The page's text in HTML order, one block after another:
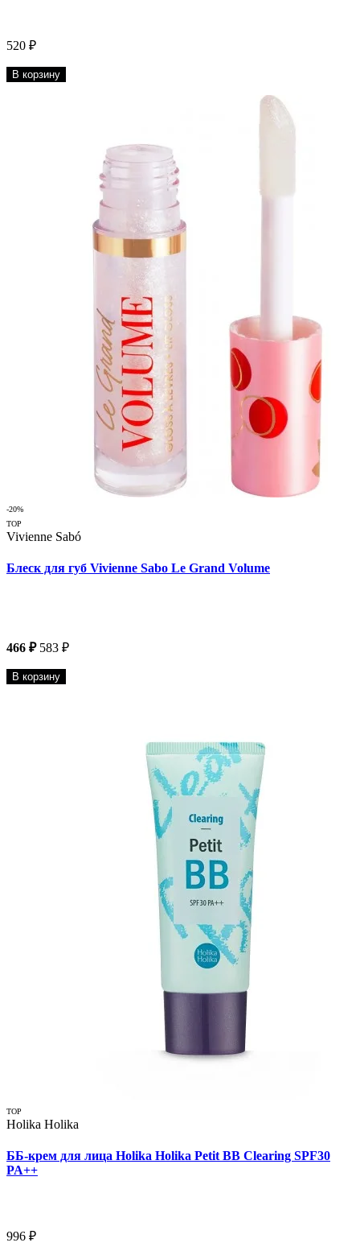
520 ₽
В корзину
-20%
TOP
Vivienne Sabó
Блеск для губ Vivienne Sabo Le Grand Volume
466 ₽ 583 ₽
В корзину
TOP
Holika Holika
ББ-крем для лица Holika Holika Petit BB Clearing SPF30
PA++
996 ₽